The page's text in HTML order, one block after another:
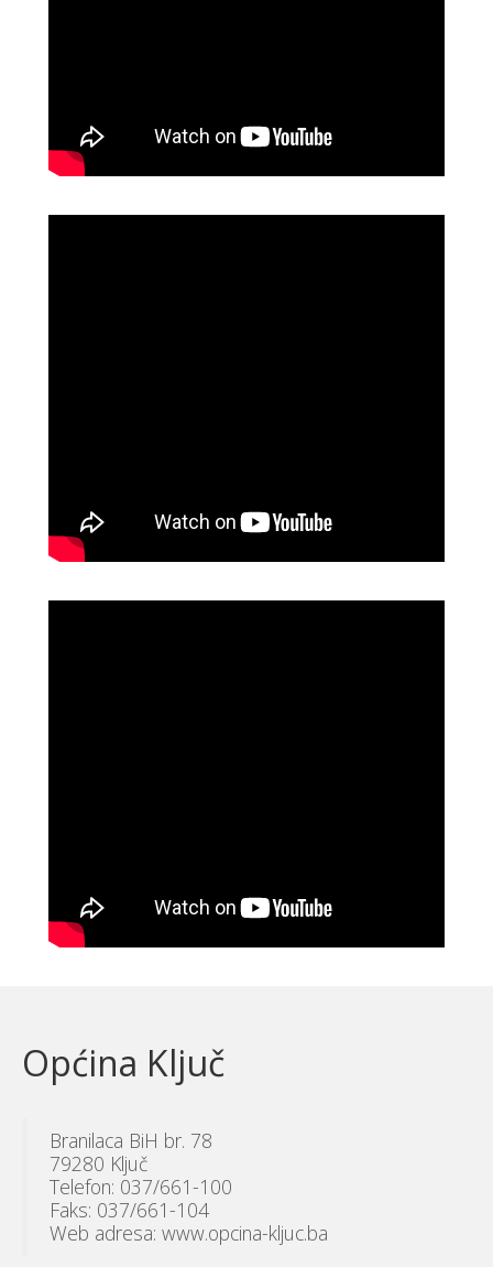
Općina Ključ
Branilaca BiH br. 78
79280 Ključ
Telefon: 037/661-100
Faks: 037/661-104
Web adresa: www.opcina-kljuc.ba